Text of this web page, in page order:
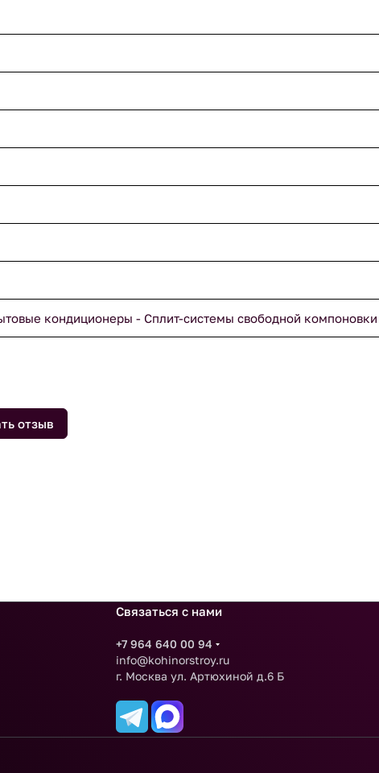
кондиционеры - Сплит-системы свободной компоновки
отзыв
Связаться с нами
+7 964 640 00 94
info@kohinorstroy.ru
г. Москва ул. Артюхиной д.6 Б